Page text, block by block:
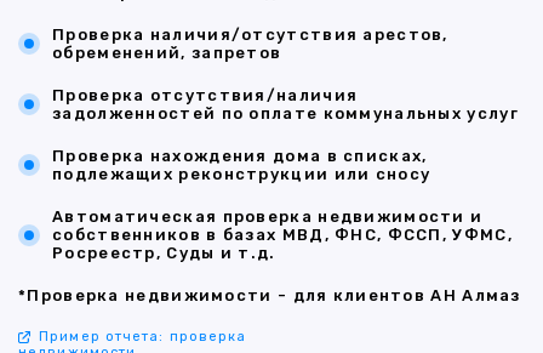
Проверка наличия/отсутствия арестов,
обременений, запретов
Проверка отсутствия/наличия
задолженностей по оплате коммунальных услуг
Проверка нахождения дома в списках,
подлежащих реконструкции или сносу
Автоматическая проверка недвижимости и
собственников в базах МВД, ФНС, ФССП, УФМС,
Росреестр, Суды и т.д.
*Проверка недвижимости - для клиентов АН Алмаз
Пример отчета: проверка